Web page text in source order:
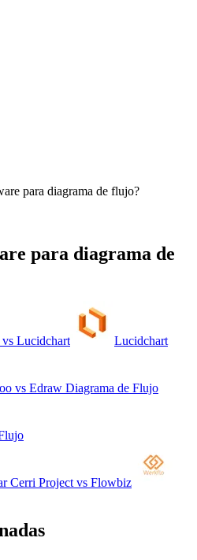
para diagrama de flujo?
para diagrama de
vs Lucidchart Lucidchart
vs Edraw Diagrama de Flujo
Cerri Projectvs Flowbiz